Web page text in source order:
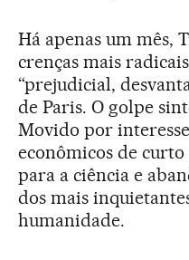
Há apenas um mês,
crenças mais
“prejudicial,
de Paris. O golpe
Movido por
econômicos de curto
para a ciência e
dos mais
humanidade.